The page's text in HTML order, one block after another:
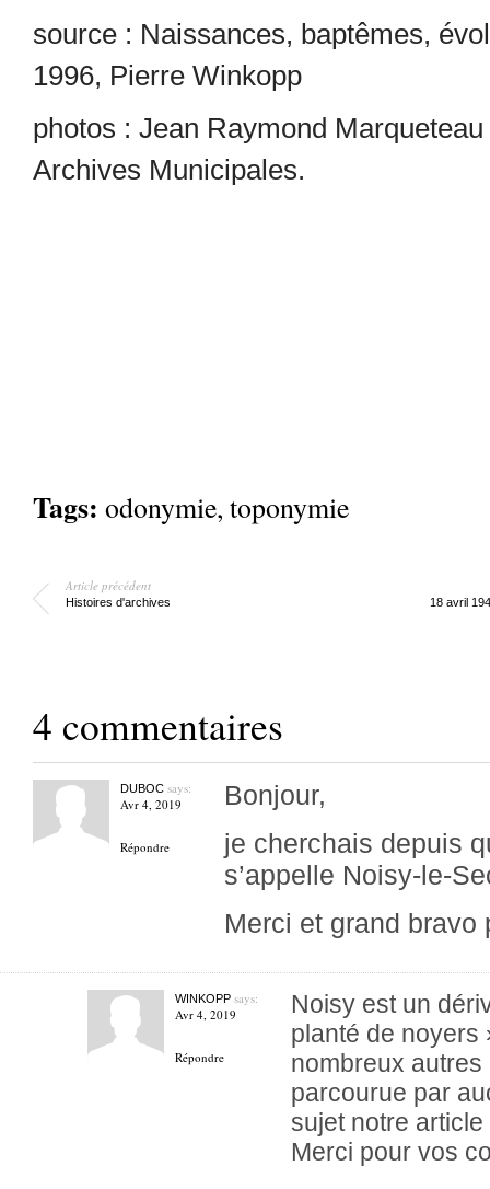
source : Naissances, baptêmes,
1996, Pierre Winkopp
photos : Jean Raymond
Archives Municipales.
Tags: odonymie, toponymie
Article précédent
Histoires d'archives 18 avril
4 commentaires
DUBOC says:
Avr 4, 2019
Répondre
Bonjour,
je cherchais depuis
s’appelle Noisy-le-
Merci et grand bravo
WINKOPP says:
Avr 4, 2019
Répondre
Noisy est un
planté de noyers
nombreux autres
parcourue par
sujet notre article
Merci pour vos